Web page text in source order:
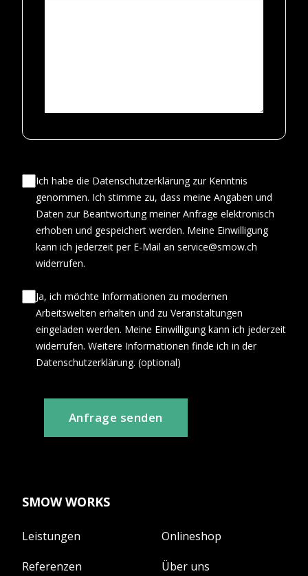
Ich habe die Datenschutzerklärung zur Kenntnis
genommen. Ich stimme zu, dass meine Angaben und
Daten zur Beantwortung meiner Anfrage elektronisch
erhoben und gespeichert werden. Meine Einwilligung
kann ich jederzeit per E-Mail an service@smow.ch
widerrufen.
Ja, ich möchte Informationen zu modernen
Arbeitswelten erhalten und zu Veranstaltungen
eingeladen werden. Meine Einwilligung kann ich jederzeit
widerrufen. Weitere Informationen finde ich in der
Datenschutzerklärung. (optional)
Anfrage senden
SMOW WORKS
Leistungen
Referenzen
Onlineshop
Über uns